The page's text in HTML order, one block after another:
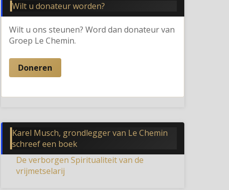
Wilt u donateur worden?
Wilt u ons steunen? Word dan donateur van
Groep Le Chemin.
Doneren
Karel Musch, grondlegger van Le Chemin
schreef een boek
De verborgen Spiritualiteit van de
vrijmetselarij